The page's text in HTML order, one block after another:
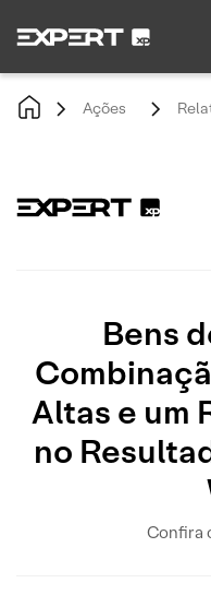
Ações
Bens
Altas e um
no
Confira